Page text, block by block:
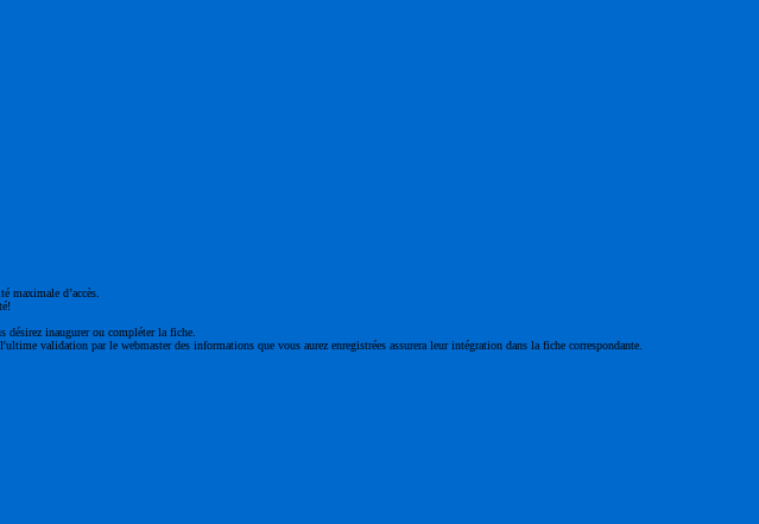
maximale d’accès.
inaugurer ou compléter la fiche.
validation par le webmaster des informations que vous aurez enregistrées assurera leur intégration dans la fiche correspondante.